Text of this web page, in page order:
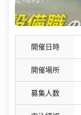
開催日時
開催場所
募集人数